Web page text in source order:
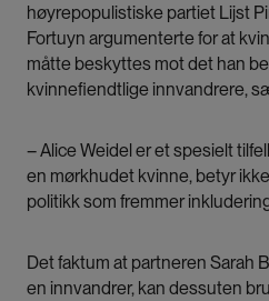
høyrepopulistiske partiet Lijst
Fortuyn argumenterte for at
måtte beskyttes mot det han
kvinnefiendtlige innvandrere,
– Alice Weidel er et spesielt
en mørkhudet kvinne, betyr
politikk som fremmer
Det faktum at partneren Sarah
en innvandrer, kan dessuten